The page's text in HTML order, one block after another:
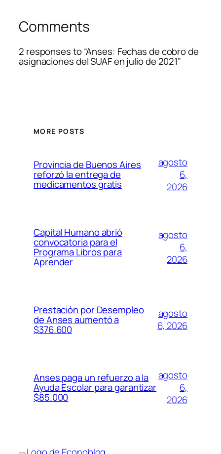
Comments
2 responses to “Anses: Fechas de cobro de
asignaciones del SUAF en julio de 2021”
MORE POSTS
Provincia de Buenos Aires
reforzó la entrega de
medicamentos gratis
agosto
6,
2026
Capital Humano abrió
convocatoria para el
Programa Libros para
Aprender
agosto
6,
2026
Prestación por Desempleo
de Anses aumentó a
$376.600
agosto
6, 2026
Anses paga un refuerzo a la
Ayuda Escolar para garantizar
$85.000
agosto
6,
2026